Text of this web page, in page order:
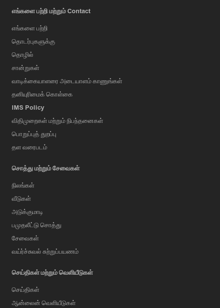
எங்களை பற்றி மற்றும் Contact
எங்களை பற்றி
தொடர்புகளுக்கு
தொழில்
சான்றுகள்
வாடிக்கையாளரை அடையாளம் காணுங்கள்
தனியுரிமைக் கொள்கை
IMS Policy
விதிமுறைகள் மற்றும் நிபந்தனைகள்
பொறுப்புத் துறப்பு
தள வரைபடம்
சொத்து மற்றும் சேவைகள்
நிலங்கள்
வீடுகள்
அடுக்குமாடி
பமுதலீட்டு சொத்து
சேவைகள்
வய்ர்ச்சுவல் சுற்றுப்பயணம்
செய்திகள் மற்றும் வெளியீடுகள்
செய்திகள்
ஆன்லைன் வெளியீடுகள்